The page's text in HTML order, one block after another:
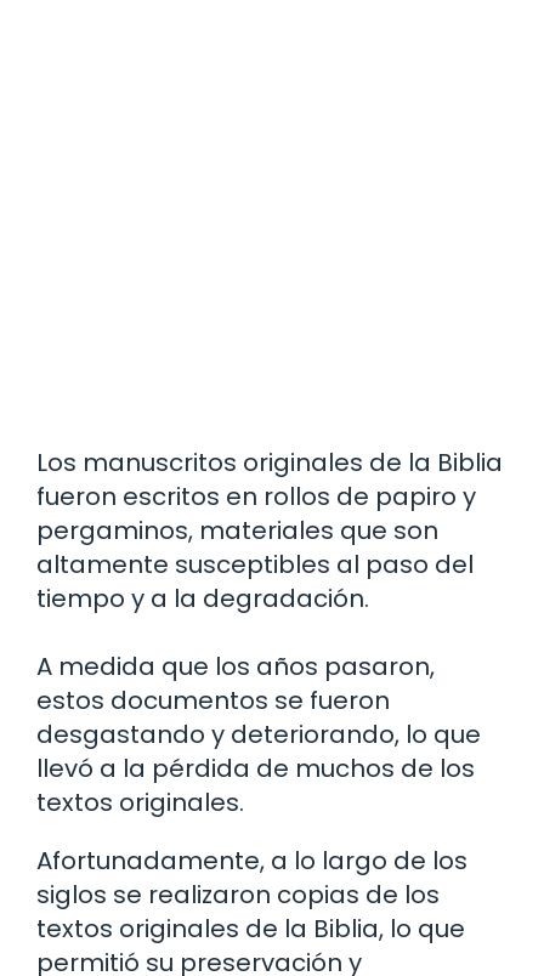
Los manuscritos originales de la Biblia
fueron escritos en rollos de papiro y
pergaminos, materiales que son
altamente susceptibles al paso del
tiempo y a la degradación.
A medida que los años pasaron,
estos documentos se fueron
desgastando y deteriorando, lo que
llevó a la pérdida de muchos de los
textos originales.
Afortunadamente, a lo largo de los
siglos se realizaron copias de los
textos originales de la Biblia, lo que
permitió su preservación y